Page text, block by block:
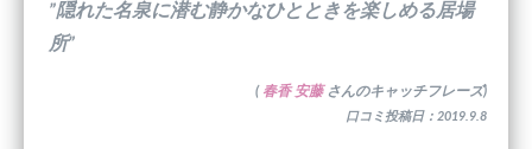
”隠れた名泉に潜む静かなひとときを楽しめる居場
所”
( 春香 安藤 さんのキャッチフレーズ)
口コミ投稿日：2019.9.8